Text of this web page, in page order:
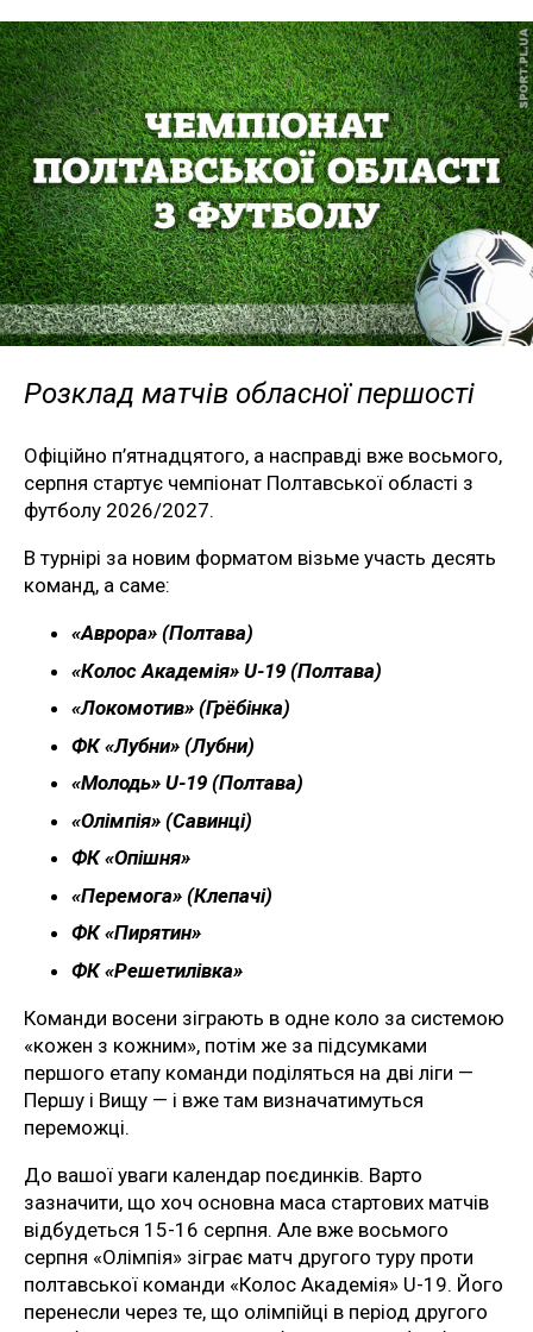
Розклад матчів обласної першості
Офіційно п’ятнадцятого, а насправді вже восьмого,
серпня стартує чемпіонат Полтавської області з
футболу 2026/2027.
В турнірі за новим форматом візьме участь десять
команд, а саме:
«Аврора» (Полтава)
«Колос Академія» U-19 (Полтава)
«Локомотив» (Грёбінка)
ФК «Лубни» (Лубни)
«Молодь» U-19 (Полтава)
«Олімпія» (Савинці)
ФК «Опішня»
«Перемога» (Клепачі)
ФК «Пирятин»
ФК «Решетилівка»
Команди восени зіграють в одне коло за системою
«кожен з кожним», потім же за підсумками
першого етапу команди поділяться на дві ліги —
Першу і Вищу — і вже там визначатимуться
переможці.
До вашої уваги календар поєдинків. Варто
зазначити, що хоч основна маса стартових матчів
відбудеться 15-16 серпня. Але вже восьмого
серпня «Олімпія» зіграє матч другого туру проти
полтавської команди «Колос Академія» U-19. Його
перенесли через те, що олімпійці в період другого